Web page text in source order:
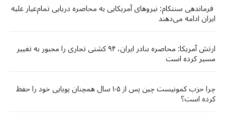
فرماندهی سنتکام: نیروهای آمریکایی به محاصره دریایی تمام‌عیار علیه
ایران ادامه می‌دهند
ارتش آمریکا: محاصره بنادر ایران، ۹۴ کشتی تجاری را مجبور به تغییر
مسیر کرده است
چرا حزب کمونیست چین پس از ۱۰۵ سال همچنان پویایی خود را حفظ
کرده است؟